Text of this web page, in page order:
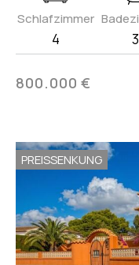
Schlafzimmer
4 3
800.000 €
PREISSENKUNG